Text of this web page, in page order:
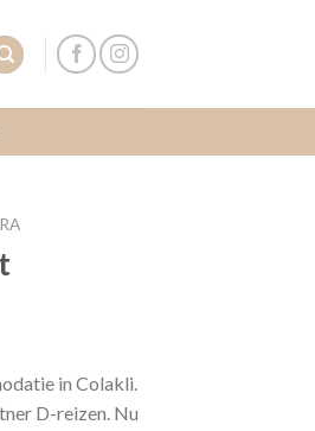
in Colakli.
D-reizen. Nu